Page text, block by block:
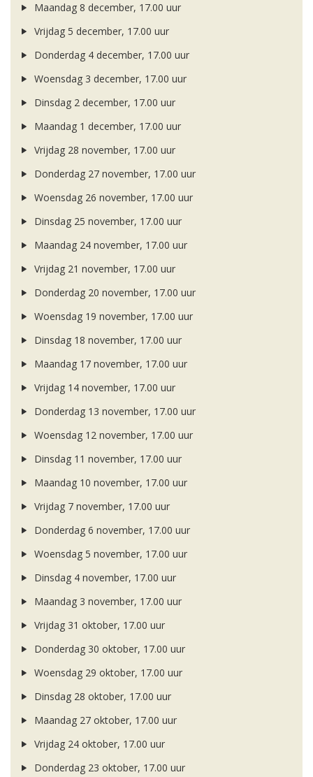
Maandag 8 december, 17.00 uur
Vrijdag 5 december, 17.00 uur
Donderdag 4 december, 17.00 uur
Woensdag 3 december, 17.00 uur
Dinsdag 2 december, 17.00 uur
Maandag 1 december, 17.00 uur
Vrijdag 28 november, 17.00 uur
Donderdag 27 november, 17.00 uur
Woensdag 26 november, 17.00 uur
Dinsdag 25 november, 17.00 uur
Maandag 24 november, 17.00 uur
Vrijdag 21 november, 17.00 uur
Donderdag 20 november, 17.00 uur
Woensdag 19 november, 17.00 uur
Dinsdag 18 november, 17.00 uur
Maandag 17 november, 17.00 uur
Vrijdag 14 november, 17.00 uur
Donderdag 13 november, 17.00 uur
Woensdag 12 november, 17.00 uur
Dinsdag 11 november, 17.00 uur
Maandag 10 november, 17.00 uur
Vrijdag 7 november, 17.00 uur
Donderdag 6 november, 17.00 uur
Woensdag 5 november, 17.00 uur
Dinsdag 4 november, 17.00 uur
Maandag 3 november, 17.00 uur
Vrijdag 31 oktober, 17.00 uur
Donderdag 30 oktober, 17.00 uur
Woensdag 29 oktober, 17.00 uur
Dinsdag 28 oktober, 17.00 uur
Maandag 27 oktober, 17.00 uur
Vrijdag 24 oktober, 17.00 uur
Donderdag 23 oktober, 17.00 uur